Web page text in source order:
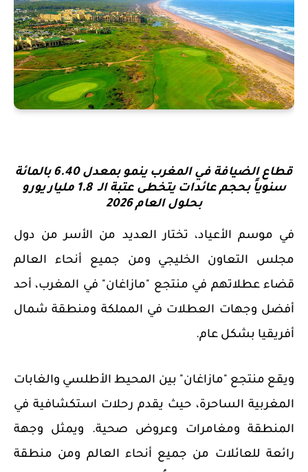
قطاع الضيافة في المغرب ينمو بمعدل 6.40 بالمائة
سنوياً بحجم عائدات يتخطى عتبة الـ
1.8 مليار يورو
بحلول العام 2026
في موسم الأعياد، تختار العديد من الأسر من دول
مجلس التعاون الخليجي ومن جميع أنحاء العالم
قضاء عطلاتهم في منتجع "مازاغان" في المغرب، أحد
أفضل وجهات العطلات في المملكة ومنطقة شمال
أفريقيا بشكل عام.
ويقع منتجع "مازاغان" بين المحيط الأطلسي والغابات
المغربية الساحرة، حيث يقدم رحلات استكشافية في
المنطقة ومغامرات وعروض صحية. ويمثل وجهة
رائعة للعائلات من جميع أنحاء العالم ومن منطقة